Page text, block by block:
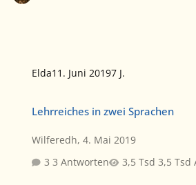
Elda11. Juni 20197 J.
Lehrreiches in zwei Sprachen
Wilferedh,4. Mai 2019
3 Antworten
3,5 Tsd